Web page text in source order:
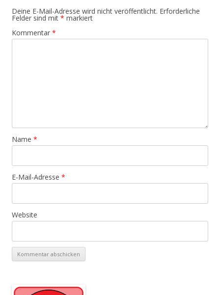
Deine E-Mail-Adresse wird nicht veröffentlicht. Erforderliche
Felder sind mit * markiert
Kommentar *
Name *
E-Mail-Adresse *
Website